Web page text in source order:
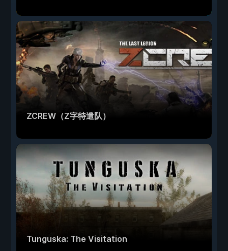
ZCREW（Z字特遣队）
Tunguska: The Visitation